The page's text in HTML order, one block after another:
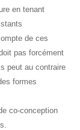
en tenant
de ces
pas forcément
peut au contraire
formes
co-conception